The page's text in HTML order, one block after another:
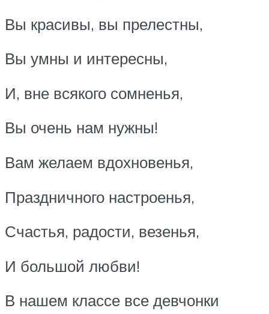
Вы красивы, вы прелестны,
Вы умны и интересны,
И, вне всякого сомненья,
Вы очень нам нужны!
Вам желаем вдохновенья,
Праздничного настроенья,
Счастья, радости, везенья,
И большой любви!
В нашем классе все девчонки